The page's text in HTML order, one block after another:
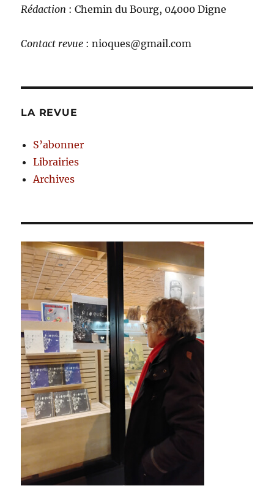
Rédaction : Chemin du Bourg, 04000 Digne
Contact revue : nioques@gmail.com
LA REVUE
S’abonner
Librairies
Archives